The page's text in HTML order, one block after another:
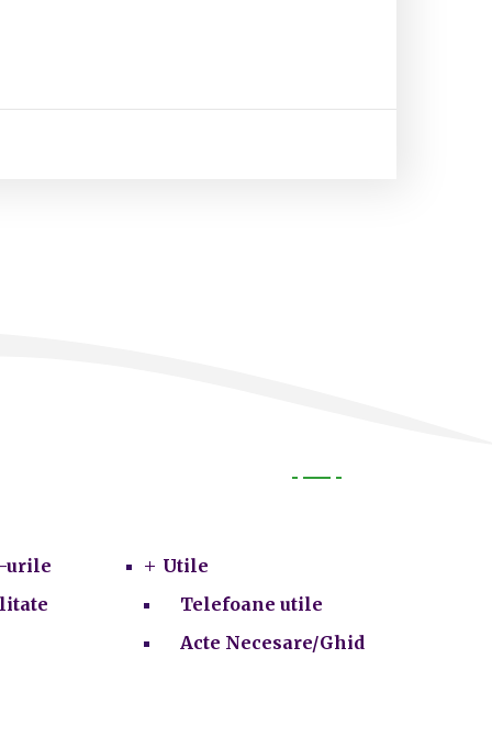
urile
Utile
Telefoane utile
Acte Necesare/Ghid